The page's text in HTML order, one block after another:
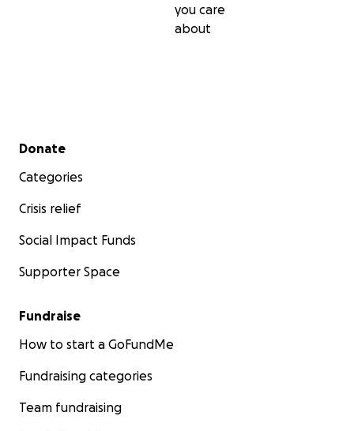
you care
about
Secondary menu
Donate
Categories
Crisis relief
Social Impact Funds
Supporter Space
Fundraise
How to start a GoFundMe
Fundraising categories
Team fundraising